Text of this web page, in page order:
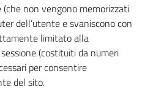
(che non vengono memorizzati
dell’utente e svaniscono con
limitato alla
(costituiti da numeri
per consentire
del sito.